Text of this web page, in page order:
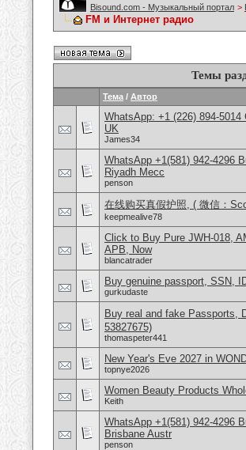
Bisound.com - Музыкальный портал >
FM и Интернет радио
Темы
Тема / Автор
WhatsApp: +1 (226) 894-
UK
James34
WhatsApp +1(581) 942-4296
Riyadh Mecc
penson
在线购买真假护照, ( 微信：
keepmealive78
Click to Buy Pure JWH-018,
APB, Now
blancatrader
Buy genuine passport, SSN,
gurkudaste
Buy real and fake Passports,
53827675)
thomaspeter441
New Year's Eve 2027 in
topnye2026
Women Beauty Products
Keith
WhatsApp +1(581) 942-4296
Brisbane Austr
penson